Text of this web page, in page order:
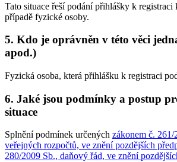
Tato situace řeší podání přihlášky k registraci
případě fyzické osoby.
5. Kdo je oprávněn v této věci
apod.)
Fyzická osoba, která přihlášku k registraci
6. Jaké jsou podmínky a postup
situace
Splnění podmínek určených zákonem č.
veřejných rozpočtů, ve znění pozdějších
280/2009 Sb., daňový řád, ve znění